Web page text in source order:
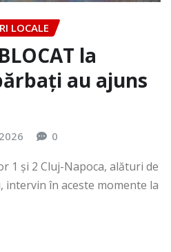
LOCALE
la
au ajuns
0
1 și 2 Cluj-Napoca, alături de
intervin în aceste momente la